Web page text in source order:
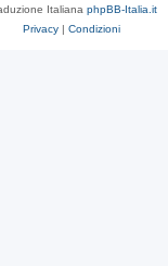
Italiana phpBB-Italia.it
Privacy | Condizioni